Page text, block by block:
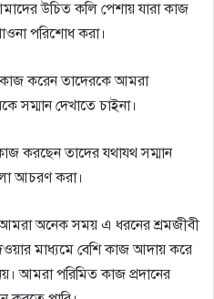
উচিত কলি পেশায় যারা কাজ
পরিশোধ করা।
করেন তাদেরকে আমরা
সম্মান দেখাতে চাইনা।
করছেন তাদের যথাযথ সম্মান
আচরণ করা।
অনেক সময় এ ধরনের শ্রমজীবী
মাধ্যমে বেশি কাজ আদায় করে
আমরা পরিমিত কাজ প্রদানের